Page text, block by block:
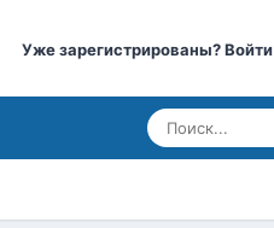
Уже зарегистрированы? Войти